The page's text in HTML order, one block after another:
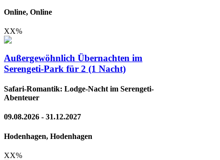
Online, Online
XX%
Außergewöhnlich Übernachten im
Serengeti-Park für 2 (1 Nacht)
Safari-Romantik: Lodge-Nacht im Serengeti-
Abenteuer
09.08.2026 - 31.12.2027
Hodenhagen, Hodenhagen
XX%